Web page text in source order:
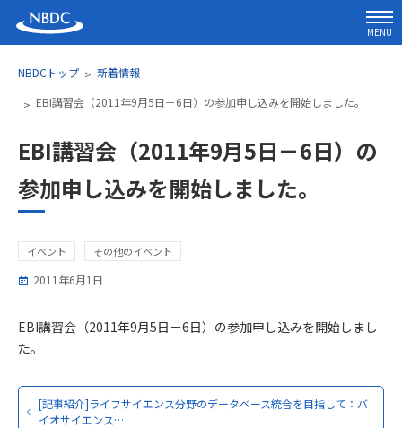
MENU
NBDCトップ
新着情報
EBI講習会（2011年9月5日－6日）の参加申し込みを開始しました。
EBI講習会（2011年9月5日－6日）の
参加申し込みを開始しました。
イベント その他のイベント
2011年6月1日
EBI講習会（2011年9月5日－6日）の参加申し込みを開始しまし
た。
[記事紹介]ライフサイエンス分野のデータベース統合を目指して：バ
イオサイエンス…